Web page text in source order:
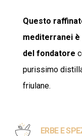
Questo
mediterranei
del fondatore
purissimo
friulane.
ERBE E